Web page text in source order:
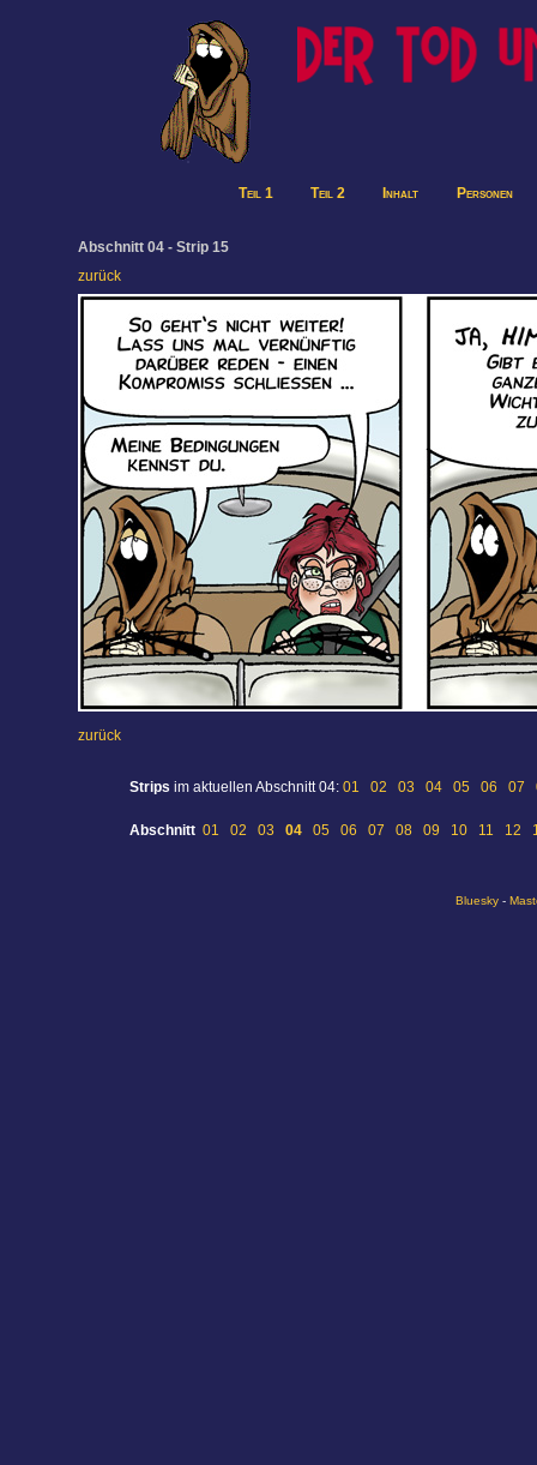
Teil 1 Teil 2 Inhalt Personen
Abschnitt 04 - Strip 15
zurück
zurück
Strips im aktuellen Abschnitt 04: 01 02 03 04 05 06 07
Abschnitt 01 02 03 04 05 06 07 08 09 10 11 12
Bluesky-